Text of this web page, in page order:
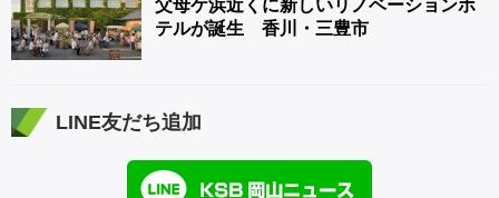
父母ケ浜近くに新しいリノベーションホ
テルが誕生 香川・三豊市
LINE友だち追加